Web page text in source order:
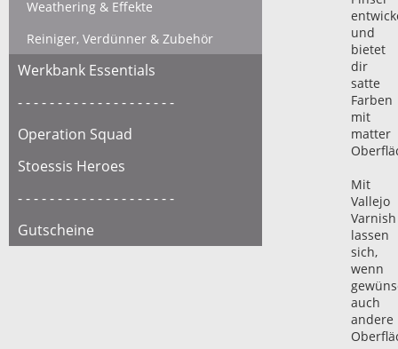
Weathering & Effekte
Reiniger, Verdünner & Zubehör
Werkbank Essentials
- - - - - - - - - - - - - - - - - - - -
Operation Squad
Stoessis Heroes
- - - - - - - - - - - - - - - - - - - -
Gutscheine
und
bietet
dir
satte
Farben
mit
matter
Mit
Vallejo
Varnish
lassen
sich,
wenn
auch
andere